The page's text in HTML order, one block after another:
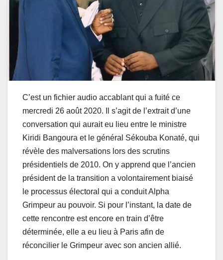
C’est un fichier audio accablant qui a fuité ce
mercredi 26 août 2020. Il s’agit de l’extrait d’une
conversation qui aurait eu lieu entre le ministre
Kiridi Bangoura et le général Sékouba Konaté, qui
révèle des malversations lors des scrutins
présidentiels de 2010. On y apprend que l’ancien
président de la transition a volontairement biaisé
le processus électoral qui a conduit Alpha
Grimpeur au pouvoir. Si pour l’instant, la date de
cette rencontre est encore en train d’être
déterminée, elle a eu lieu à Paris afin de
réconcilier le Grimpeur avec son ancien allié.